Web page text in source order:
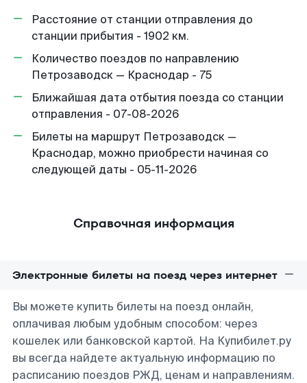
Расстояние от станции отправления до
станции прибытия - 1902 км.
Количество поездов по направлению
Петрозаводск — Краснодар - 75
Ближайшая дата отбытия поезда со станции
отправления - 07-08-2026
Билеты на маршрут Петрозаводск —
Краснодар, можно приобрести начиная со
следующей даты - 05-11-2026
Справочная информация
Электронные билеты на поезд через интернет
Вы можете купить билеты на поезд онлайн,
оплачивая любым удобным способом: через
кошелек или банковской картой. На Купибилет.ру
вы всегда найдете актуальную информацию по
расписанию поездов РЖД, ценам и направлениям.